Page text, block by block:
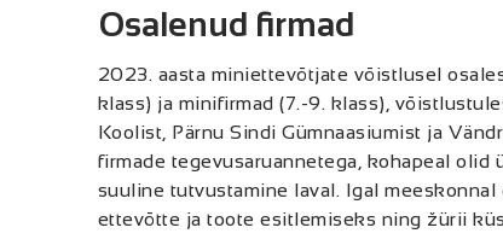
Osalenud firmad
2023. aasta miniettevõtjate võistlusel
klass) ja minifirmad (7.-9. klass),
Koolist, Pärnu Sindi Gümnaasiumist ja
firmade tegevusaruannetega, kohapeal
suuline tutvustamine laval. Igal
ettevõtte ja toote esitlemiseks ning žürii